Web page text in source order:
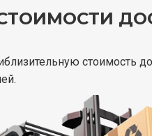
стоимость